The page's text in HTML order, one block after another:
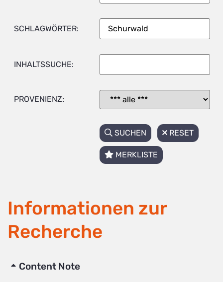
SCHLAGWÖRTER:
INHALTSSUCHE:
PROVENIENZ:
SUCHEN RESET
MERKLISTE
Informationen zur
Recherche
Content Note